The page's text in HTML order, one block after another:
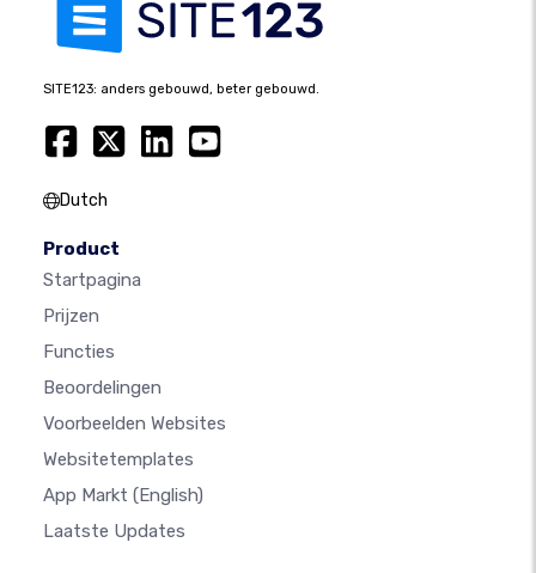
SITE123: anders gebouwd, beter gebouwd.
Dutch
Product
Startpagina
Prijzen
Functies
Beoordelingen
Voorbeelden Websites
Websitetemplates
App Markt (English)
Laatste Updates